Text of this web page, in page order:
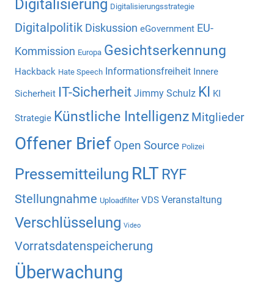
Digitalisierung Digitalisierungsstrategie
Digitalpolitik Diskussion eGovernment EU-
Kommission Europa Gesichtserkennung
Hackback Hate Speech Informationsfreiheit Innere
Sicherheit IT-Sicherheit Jimmy Schulz KI KI
Strategie Künstliche Intelligenz Mitglieder
Offener Brief Open Source Polizei
Pressemitteilung RLT RYF
Stellungnahme Uploadfilter VDS Veranstaltung
Verschlüsselung Video
Vorratsdatenspeicherung
Überwachung